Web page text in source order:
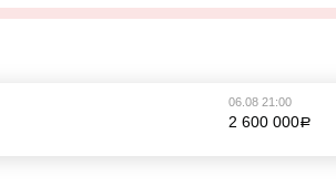
06.08 21:00
2 600 000a